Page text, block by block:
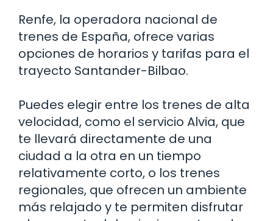
Renfe, la operadora nacional de
trenes de España, ofrece varias
opciones de horarios y tarifas para el
trayecto Santander-Bilbao.
Puedes elegir entre los trenes de alta
velocidad, como el servicio Alvia, que
te llevará directamente de una
ciudad a la otra en un tiempo
relativamente corto, o los trenes
regionales, que ofrecen un ambiente
más relajado y te permiten disfrutar